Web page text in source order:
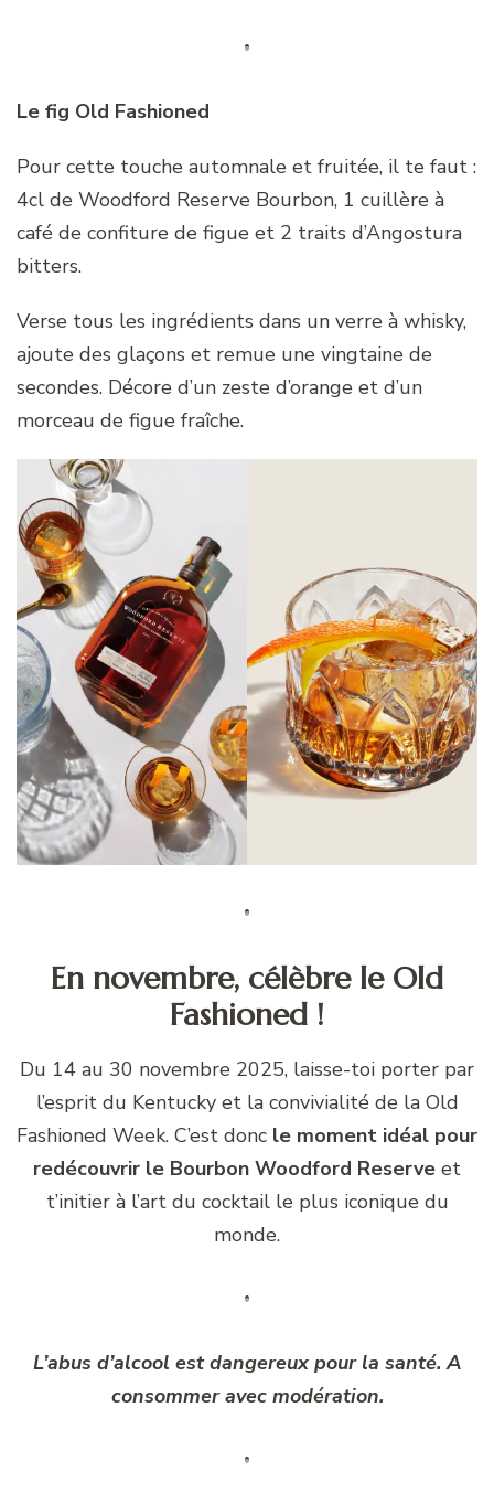
Le fig Old Fashioned
Pour cette touche automnale et fruitée, il te faut :
4cl de Woodford Reserve Bourbon, 1 cuillère à
café de confiture de figue et 2 traits d’Angostura
bitters.
Verse tous les ingrédients dans un verre à whisky,
ajoute des glaçons et remue une vingtaine de
secondes. Décore d’un zeste d’orange et d’un
morceau de figue fraîche.
En novembre, célèbre le Old
Fashioned !
Du 14 au 30 novembre 2025, laisse-toi porter par
l’esprit du Kentucky et la convivialité de la Old
Fashioned Week. C’est donc le moment idéal pour
redécouvrir le Bourbon Woodford Reserve et
t’initier à l’art du cocktail le plus iconique du
monde.
L’abus d’alcool est dangereux pour la santé. A
consommer avec modération.